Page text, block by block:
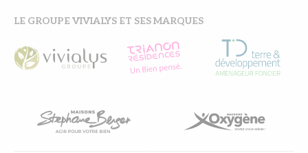
LE GROUPE VIVIALYS ET SES MARQUES